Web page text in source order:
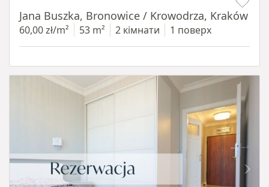
Jana Buszka, Bronowice / Krowodrza, Kraków
60,00 zł/m² 53 m² 2 кімнати 1 поверх